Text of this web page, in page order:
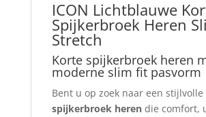
ICON Lichtblauwe
Spijkerbroek Heren
Stretch
Korte spijkerbroek heren
moderne slim fit pasvorm
Bent u op zoek naar een stijlvolle
spijkerbroek herendie comfort,